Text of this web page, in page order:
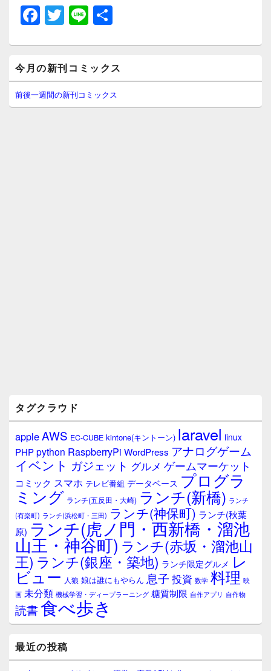
F
a
c
e
b
o
T
wi
tt
er
Li
n
e
イ
ン
サ
イ
今月の新刊コミックス
前後一週間の新刊コミックス
タグクラウド
appleAWS EC-CUBE kintone(キントーン) laravel linux
PHPpython RaspberryPi WordPress アナログゲーム
イベント ガジェット グルメ ゲームマーケット
コミック スマホ テレビ番組 データベース プログラ
ミング ランチ(五反田・大崎) ランチ(新橋) ランチ
(有楽町) ランチ(浜松町・三田) ランチ(神保町) ランチ(秋葉
原) ランチ(虎ノ門・西新橋・溜池
山王・神谷町) ランチ(赤坂・溜池山
王) ランチ(銀座・築地) ランチ限定グルメ レ
ビュー 人狼 娘は誰にもやらん 息子 投資 数学 料理 映
画 未分類 機械学習・ディープラーニング 糖質制限 自作アプリ 自作物
読書食べ歩き
最近の投稿